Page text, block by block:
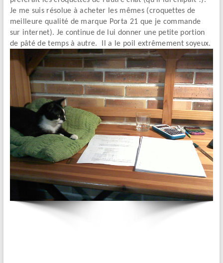
Je me suis résolue à acheter les mêmes (croquettes de
meilleure qualité de marque Porta 21 que je commande
sur internet). Je continue de lui donner une petite portion
de pâté de temps à autre. Il a le poil extrêmement soyeux.